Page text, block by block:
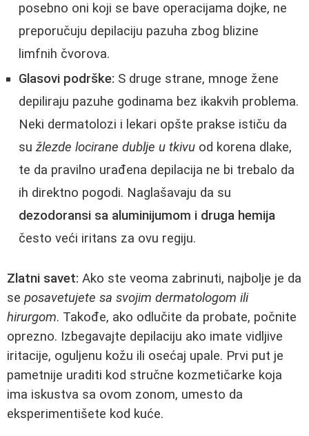
posebno oni koji se bave operacijama dojke, ne
preporučuju depilaciju pazuha zbog blizine
limfnih čvorova.
Glasovi podrške: S druge strane, mnoge žene
depiliraju pazuhe godinama bez ikakvih problema.
Neki dermatolozi i lekari opšte prakse ističu da
su žlezde locirane dublje u tkivu od korena dlake,
te da pravilno urađena depilacija ne bi trebalo da
ih direktno pogodi. Naglašavaju da su
dezodoransi sa aluminijumom i druga hemija
često veći iritans za ovu regiju.
Zlatni savet: Ako ste veoma zabrinuti, najbolje je da
se posavetujete sa svojim dermatologom ili
hirurgom. Takođe, ako odlučite da probate, počnite
oprezno. Izbegavajte depilaciju ako imate vidljive
iritacije, oguljenu kožu ili osećaj upale. Prvi put je
pametnije uraditi kod stručne kozmetičarke koja
ima iskustva sa ovom zonom, umesto da
eksperimentišete kod kuće.